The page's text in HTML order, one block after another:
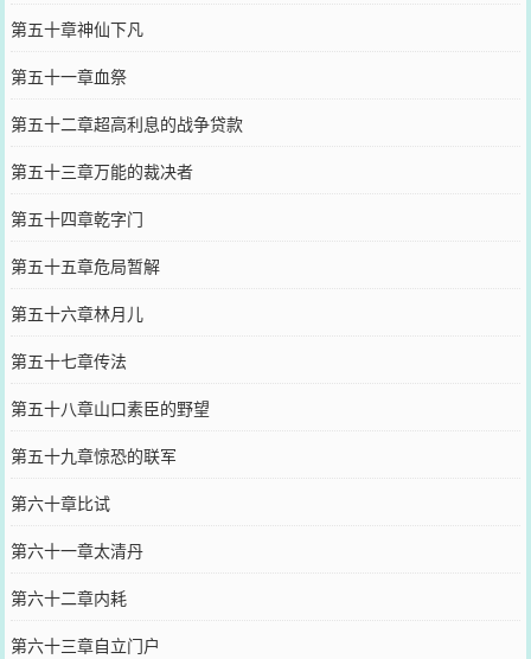
第五十章神仙下凡
第五十一章血祭
第五十二章超高利息的战争贷款
第五十三章万能的裁决者
第五十四章乾字门
第五十五章危局暂解
第五十六章林月儿
第五十七章传法
第五十八章山口素臣的野望
第五十九章惊恐的联军
第六十章比试
第六十一章太清丹
第六十二章内耗
第六十三章自立门户